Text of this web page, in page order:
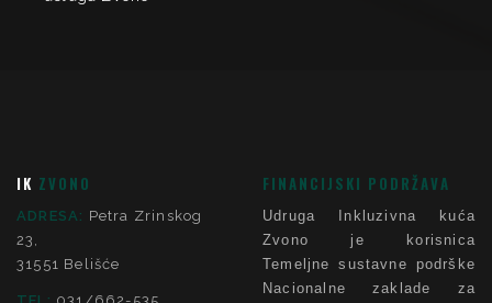
IK ZVONO
ADRESA: Petra Zrinskog
23,
31551 Belišće
FINANCIJSKI PODRŽAVA
Udruga Inkluzivna kuća
Zvono je korisnica
Temeljne sustavne podrške
Nacionalne zaklade za